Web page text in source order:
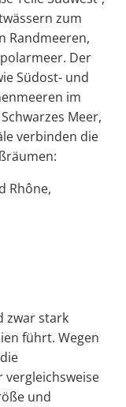
zum
Randmeeren,
Der
Südost- und
im
Meer,
verbinden die
Rhône,
zwar stark
führt. Wegen
vergleichsweise
und